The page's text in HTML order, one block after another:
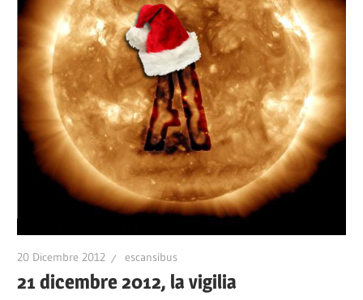
20 Dicembre 2012 escansibus
21 dicembre 2012, la vigilia